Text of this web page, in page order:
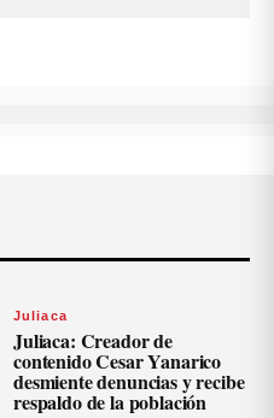
Juliaca
Juliaca: Creador de
contenido Cesar Yanarico
desmiente denuncias y recibe
respaldo de la población